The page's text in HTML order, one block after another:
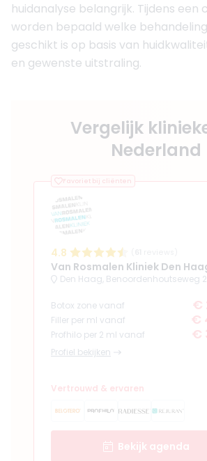
huidanalyse belangrijk. Tijdens een
worden bepaald welke
geschikt is op basis van
en gewenste uitstraling.
Vergelijk
Nederland
Favoriet bij cliënten
4.8
Van Rosmalen Kliniek Den
Den Haag, Benoordenhoutseweg
Botox zone vanaf €
Filler per ml vanaf
€
Profhilo per 2 ml vanaf
€
Profiel bekijken
Vertrouwd & ervaren
Bekijk agenda